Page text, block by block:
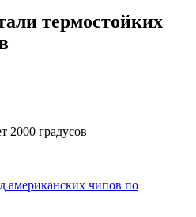
термостойких
2000 градусов
американских чипов по